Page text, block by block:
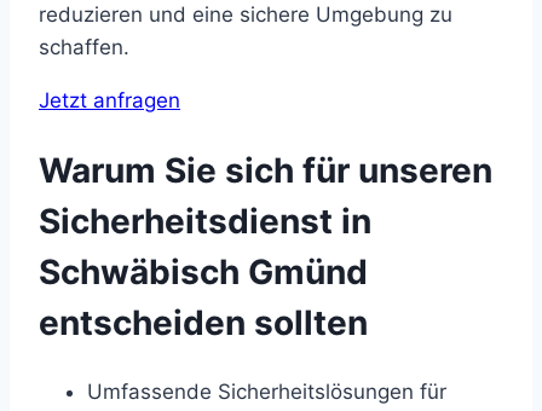
reduzieren und eine sichere Umgebung zu
schaffen.
Jetzt anfragen
Warum Sie sich für unseren
Sicherheitsdienst in
Schwäbisch Gmünd
entscheiden sollten
Umfassende Sicherheitslösungen für